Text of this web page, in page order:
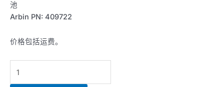
池
Arbin PN: 409722
价格包括运费。
Cylindrical